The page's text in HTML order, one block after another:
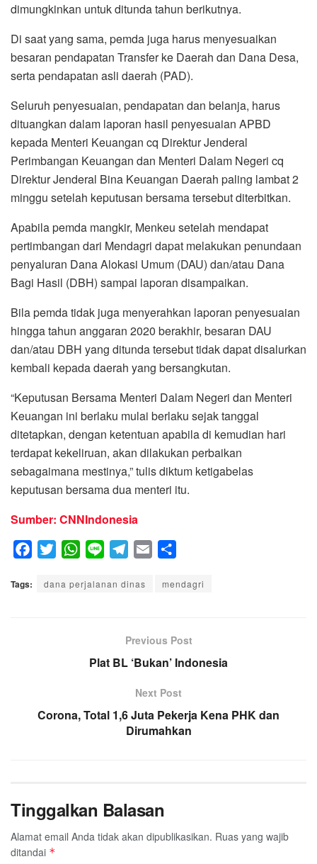
dimungkinkan untuk ditunda tahun berikutnya.
Di saat yang sama, pemda juga harus menyesuaikan
besaran pendapatan Transfer ke Daerah dan Dana Desa,
serta pendapatan asli daerah (PAD).
Seluruh penyesuaian, pendapatan dan belanja, harus
dituangkan dalam laporan hasil penyesuaian APBD
kepada Menteri Keuangan cq Direktur Jenderal
Perimbangan Keuangan dan Menteri Dalam Negeri cq
Direktur Jenderal Bina Keuangan Daerah paling lambat 2
minggu setelah keputusan bersama tersebut diterbitkan.
Apabila pemda mangkir, Menkeu setelah mendapat
pertimbangan dari Mendagri dapat melakukan penundaan
penyaluran Dana Alokasi Umum (DAU) dan/atau Dana
Bagi Hasil (DBH) sampai laporan disampaikan.
Bila pemda tidak juga menyerahkan laporan penyesuaian
hingga tahun anggaran 2020 berakhir, besaran DAU
dan/atau DBH yang ditunda tersebut tidak dapat disalurkan
kembali kepada daerah yang bersangkutan.
“Keputusan Bersama Menteri Dalam Negeri dan Menteri
Keuangan ini berlaku mulai berlaku sejak tanggal
ditetapkan, dengan ketentuan apabila di kemudian hari
terdapat kekeliruan, akan dilakukan perbaikan
sebagaimana mestinya,” tulis diktum ketigabelas
keputusan bersama dua menteri itu.
Sumber: CNNIndonesia
i
W
a
n
l
r
a
a
Tags: dana perjalanan dinas mendagri
Previous Post
Plat BL ‘Bukan’ Indonesia
Next Post
Corona, Total 1,6 Juta Pekerja Kena PHK dan
Dirumahkan
Tinggalkan Balasan
Alamat email Anda tidak akan dipublikasikan. Ruas yang wajib
ditandai *